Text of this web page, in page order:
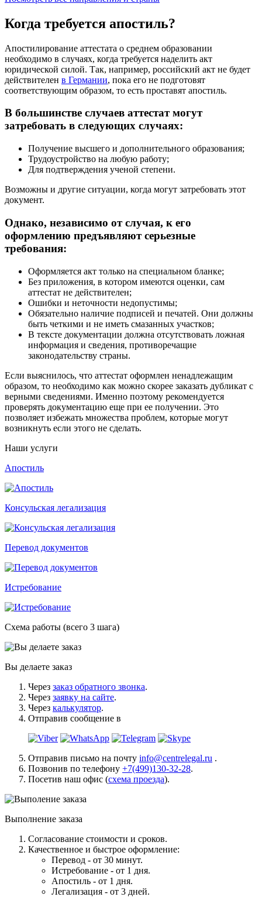
Когда требуется апостиль?
Апостилирование аттестата о среднем образовании
необходимо в случаях, когда требуется наделить акт
юридической силой. Так, например, российский акт не будет
действителен в Германии, пока его не подготовят
соответствующим образом, то есть проставят апостиль.
В большинстве случаев аттестат могут
затребовать в следующих случаях:
Получение высшего и дополнительного образования;
Трудоустройство на любую работу;
Для подтверждения ученой степени.
Возможны и другие ситуации, когда могут затребовать этот
документ.
Однако, независимо от случая, к его
оформлению предъявляют серьезные
требования:
Оформляется акт только на специальном бланке;
Без приложения, в котором имеются оценки, сам
аттестат не действителен;
Ошибки и неточности недопустимы;
Обязательно наличие подписей и печатей. Они должны
быть четкими и не иметь смазанных участков;
В тексте документации должна отсутствовать ложная
информация и сведения, противоречащие
законодательству страны.
Если выяснилось, что аттестат оформлен ненадлежащим
образом, то необходимо как можно скорее заказать дубликат с
верными сведениями. Именно поэтому рекомендуется
проверять документацию еще при ее получении. Это
позволяет избежать множества проблем, которые могут
возникнуть если этого не сделать.
Наши услуги
Апостиль
Консульская легализация
Перевод документов
Истребование
Схема работы (всего 3 шага)
Вы делаете заказ
Через заказ обратного звонка.
Через заявку на сайте.
Через калькулятор.
Отправив сообщение в
Отправив письмо на почту info@centrelegal.ru .
Позвонив по телефону +7(499)130-32-28.
Посетив наш офис (схема проезда).
Выполнение заказа
Согласование стоимости и сроков.
Качественное и быстрое оформление:
Перевод - от 30 минут.
Истребование - от 1 дня.
Апостиль - от 1 дня.
Легализация - от 3 дней.